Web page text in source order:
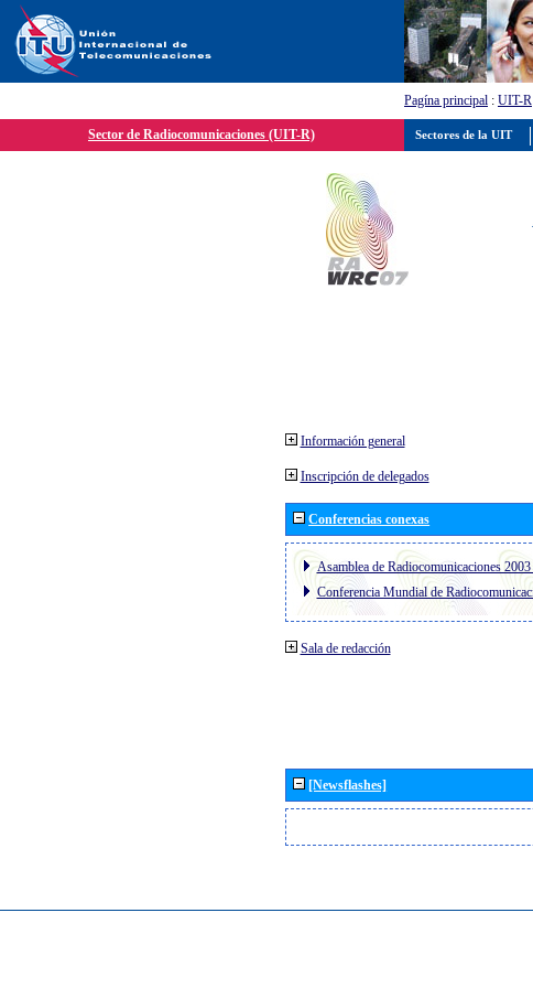
Pagína principal : UIT-R
Sector de Radiocomunicaciones (UIT-R)
Información general
Inscripción de delegados
Conferencias conexas
Asamblea de Radiocomunicaciones
Conferencia Mundial de
Sala de redacción
[Newsflashes]
Sectores de la UIT